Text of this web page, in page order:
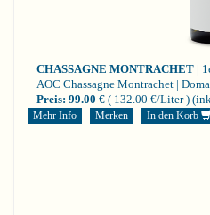
CHASSAGNE MONTRACHET |
AOC Chassagne Montrachet |
Preis: 99.00 € ( 132.00 €/Liter )
Mehr Info Merken In den Korb